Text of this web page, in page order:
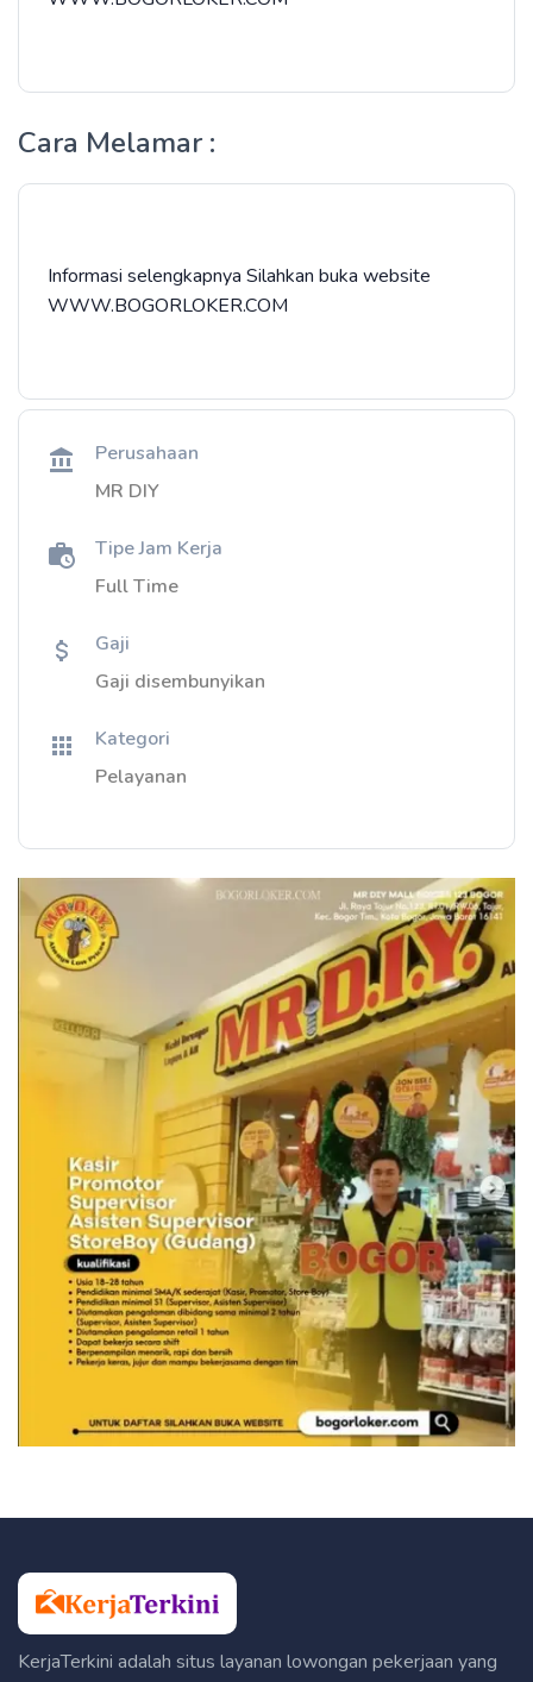
Cara Melamar :
Informasi selengkapnya Silahkan buka website
WWW.BOGORLOKER.COM⁣⁣⁣⁣⁣⁣⁣⁣⁣⁣⁣⁣⁣⁣⁣
Perusahaan
MR DIY
Tipe Jam Kerja
Full Time
Gaji
Gaji disembunyikan
Kategori
Pelayanan
KerjaTerkini adalah situs layanan lowongan pekerjaan yang